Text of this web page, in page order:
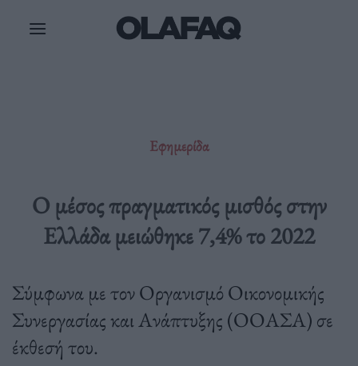
Εφημερίδα
Ο μέσος πραγματικός μισθός στην
Ελλάδα μειώθηκε 7,4% το 2022
Σύμφωνα με τον Οργανισμό Οικονομικής
Συνεργασίας και Ανάπτυξης (ΟΟΑΣΑ) σε
έκθεσή του.